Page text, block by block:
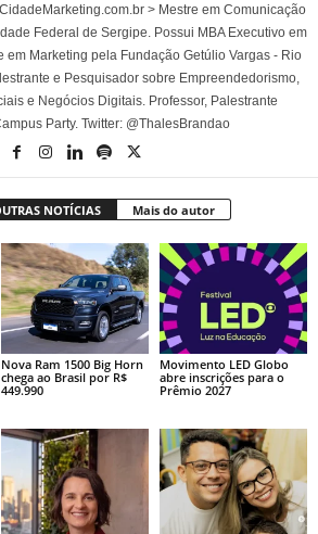
> Mestre em Comunicação
Federal de Sergipe. Possui MBA Executivo em
em Marketing pela Fundação Getúlio Vargas - Rio
e Pesquisador sobre Empreendedorismo,
e Negócios Digitais. Professor, Palestrante
Party. Twitter: @ThalesBrandao
NOTÍCIAS Mais do autor
Nova Ram 1500 Big Horn
chega ao Brasil por R$
449.990
Movimento LED Globo
abre inscrições para o
Prêmio 2027